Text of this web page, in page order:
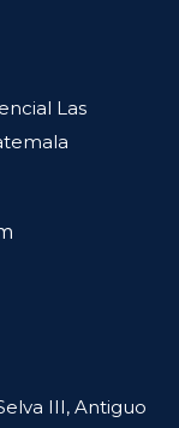
Las
III, Antiguo